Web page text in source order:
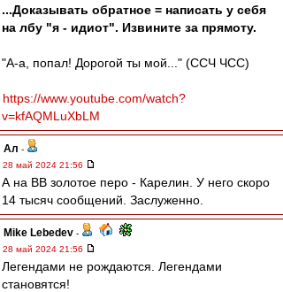
...Доказывать обратное = написать у себя
на лбу "я - идиот". Извините за прямоту.
"А-а, попал! Дорогой ты мой..." (ССЧ ЧСС)
https://www.youtube.com/watch?
v=kfAQMLuXbLM
Ал -
28 май 2024 21:56
А на ВВ золотое перо - Карелин. У него скоро
14 тысяч сообщений. Заслуженно.
Mike Lebedev -
28 май 2024 21:56
Легендами не рождаются. Легендами
становятся!